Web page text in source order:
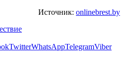
Источник: onlinebrest.by
TwitterWhatsAppTelegramViber